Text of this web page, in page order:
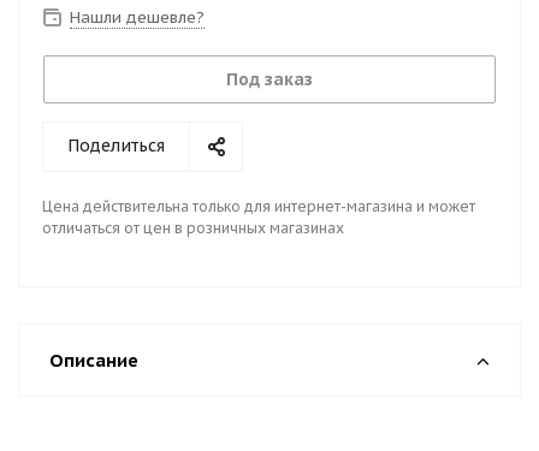
Нашли дешевле?
Под заказ
Поделиться
Цена действительна только для интернет-магазина и может
отличаться от цен в розничных магазинах
Описание